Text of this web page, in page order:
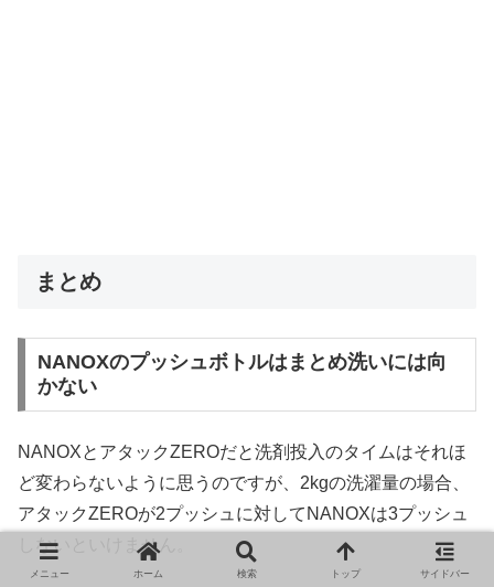
まとめ
NANOXのプッシュボトルはまとめ洗いには向
かない
NANOXとアタックZEROだと洗剤投入のタイムはそれほ
ど変わらないように思うのですが、2kgの洗濯量の場合、
アタックZEROが2プッシュに対してNANOXは3プッシュ
しないといけません。
メニュー ホーム 検索 トップ サイドバー